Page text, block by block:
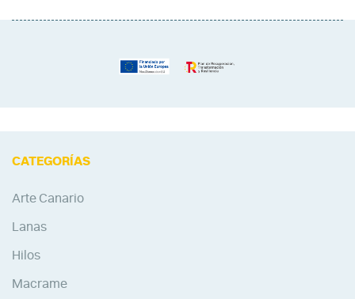
CATEGORÍAS
Arte Canario
Lanas
Hilos
Macrame